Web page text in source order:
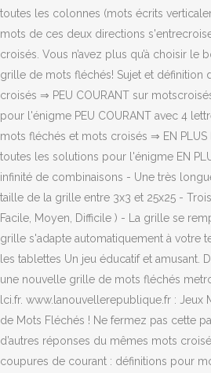
toutes les colonnes (mots écrits
mots de ces deux directions
croisés. Vous n’avez plus qu’à choisir le
grille de mots fléchés! Sujet et définition
croisés ⇒ PEU COURANT sur
pour l'énigme PEU COURANT avec 4
mots fléchés et mots croisés ⇒ EN PLUS
toutes les solutions pour l'énigme EN
infinité de combinaisons - Une très
taille de la grille entre 3x3 et 25x25 -
Facile, Moyen, Difficile ) - La grille se
grille s'adapte automatiquement à votre
les tablettes Un jeu éducatif et amusant.
une nouvelle grille de mots fléchés
lci.fr. www.lanouvellerepublique.fr : Jeux
de Mots Fléchés ! Ne fermez pas cette
d’autres réponses du mêmes mots
coupures de courant : définitions pour